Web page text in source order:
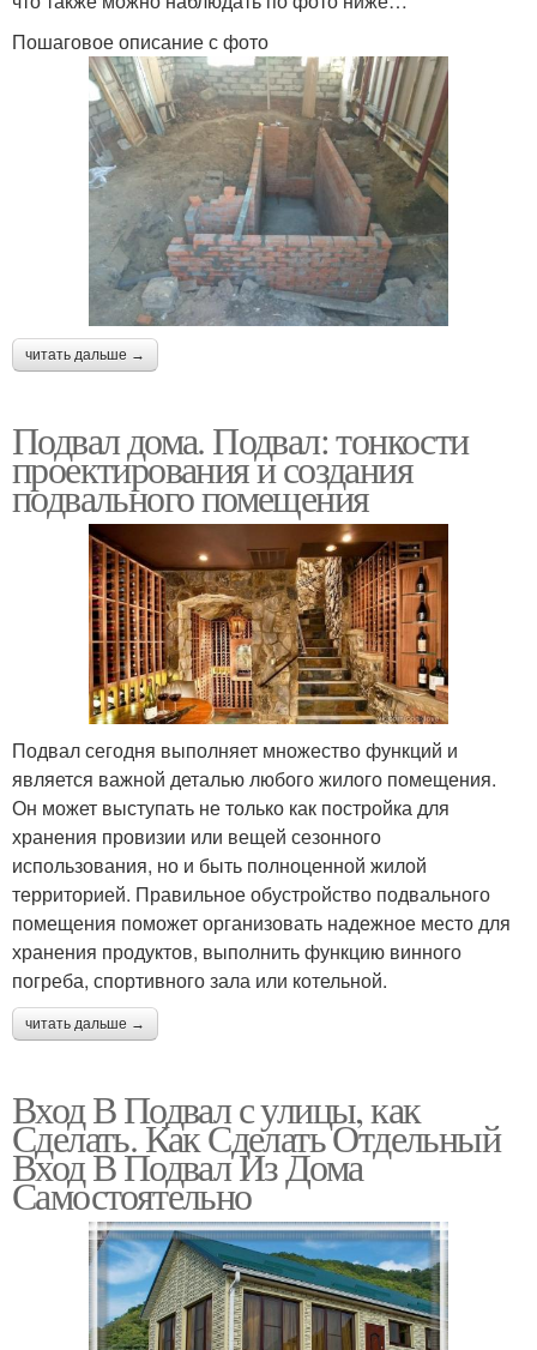
Пошаговое описание с фото
читать дальше →
Подвал дома. Подвал: тонкости
проектирования и создания
подвального помещения
Подвал сегодня выполняет множество функций и
является важной деталью любого жилого помещения.
Он может выступать не только как постройка для
хранения провизии или вещей сезонного
использования, но и быть полноценной жилой
территорией. Правильное обустройство подвального
помещения поможет организовать надежное место для
хранения продуктов, выполнить функцию винного
погреба, спортивного зала или котельной.
читать дальше →
Вход В Подвал с улицы, как
Сделать. Как Сделать Отдельный
Вход В Подвал Из Дома
Самостоятельно